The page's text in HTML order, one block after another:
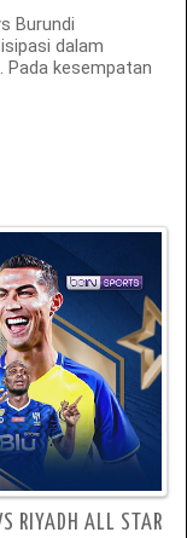
Burundi
dalam
Pada kesempatan
RIYADH ALL STAR